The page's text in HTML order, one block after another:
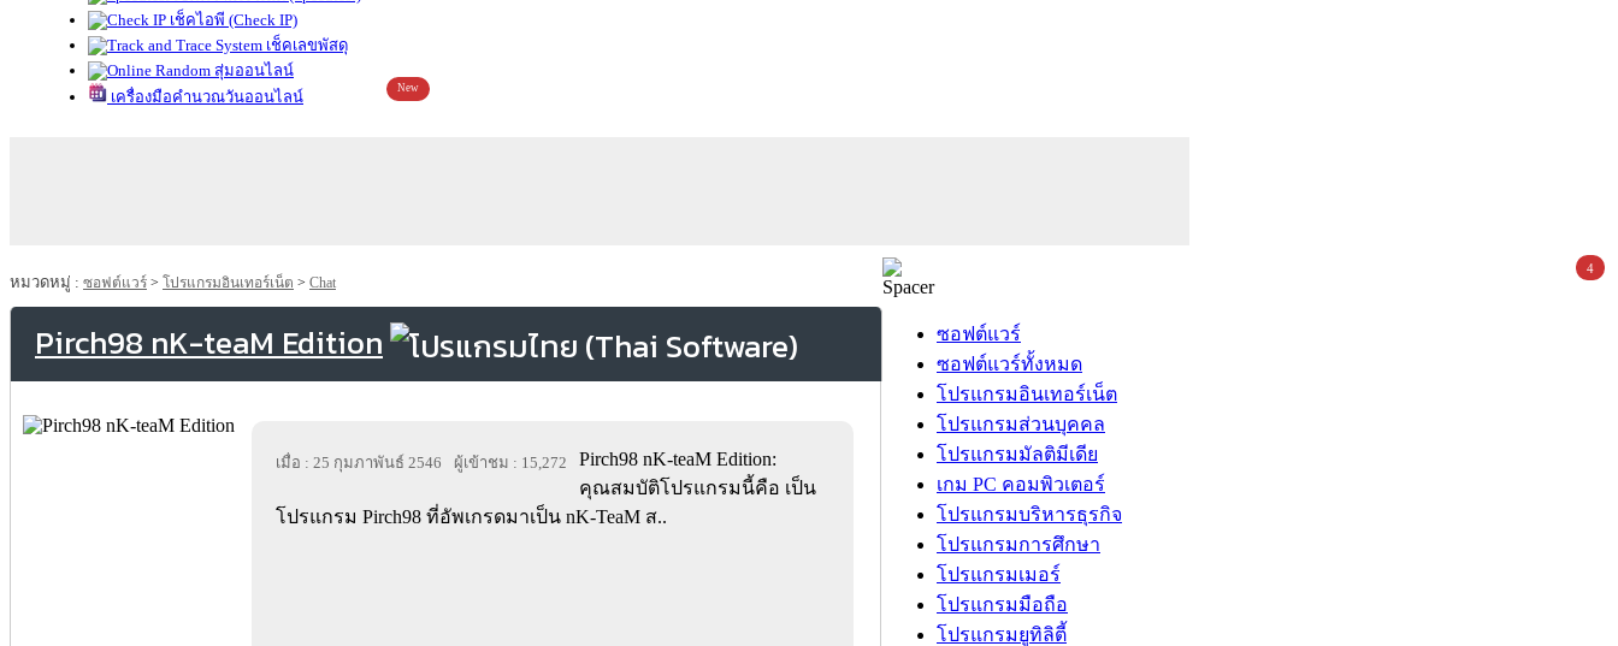
เช็คไอพี (Check IP)
เช็คเลขพัสดุ
สุ่มออนไลน์
เครื่องมือคำนวณวันออนไลน์
New
หมวดหมู่ : ซอฟต์แวร์ > โปรแกรมอินเทอร์เน็ต > Chat
Pirch98 nK-teaM Edition
เมื่อ : 25 กุมภาพันธ์ 2546 ผู้เข้าชม : 15,272
Pirch98 nK-teaM Edition:
คุณสมบัติโปรแกรมนี้คือ เป็น
โปรแกรม Pirch98 ที่อัพเกรดมาเป็น nK-TeaM ส..
ซอฟต์แวร์
ซอฟต์แวร์ทั้งหมด
โปรแกรมอินเทอร์เน็ต
โปรแกรมส่วนบุคคล
โปรแกรมมัลติมีเดีย
เกม PC คอมพิวเตอร์
โปรแกรมบริหารธุรกิจ
โปรแกรมการศึกษา
โปรแกรมเมอร์
โปรแกรมมือถือ
โปรแกรมยูทิลิตี้
4